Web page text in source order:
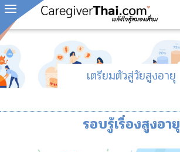
เตรียมตัวสู่วัยสูงอายุ
รอบรู้เรื่องสูงอายุ